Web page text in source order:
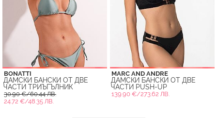
BONATTI
ДАМСКИ БАНСКИ ОТ ДВЕ
ЧАСТИ ТРИЪГЪЛНИК
30.90 €/60.44 ЛВ.
24.72 €/48.35 ЛВ.
MARC AND ANDRE
ДАМСКИ БАНСКИ ОТ ДВЕ
ЧАСТИ PUSH-UP
139.90 €/273.62 ЛВ.